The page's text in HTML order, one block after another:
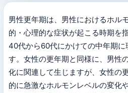
男性更年期は、男性におけるホル
的・心理的な症状が起こる時期を
40代から60代にかけての中年期に
す。女性の更年期と同様に、男性
化に関連して生じますが、女性の
的に急激なホルモンレベルの変化